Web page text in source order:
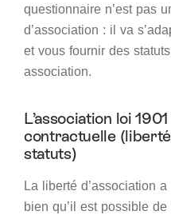
questionnaire n’est pas
d’association : il va
et vous fournir des
association.
L’association loi
contractuelle
statuts)
La liberté d’association
bien qu’il est possible